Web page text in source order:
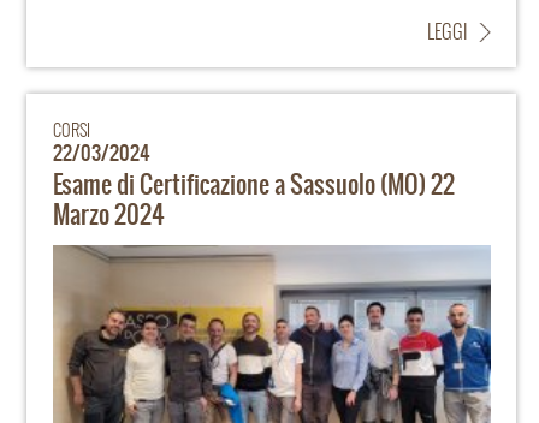
LEGGI
CORSI
22/03/2024
Esame di Certificazione a Sassuolo (MO) 22
Marzo 2024